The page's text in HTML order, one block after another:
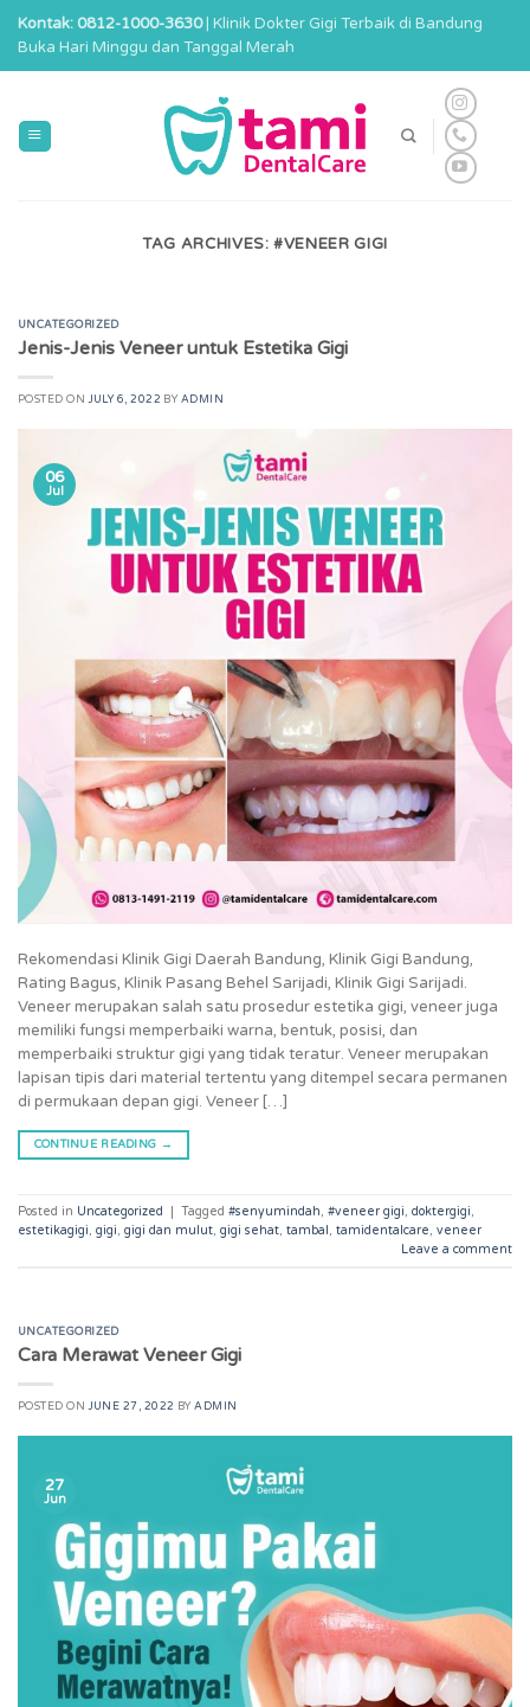
Skip
content
Kontak: 0812-1000-3630| Klinik Dokter Gigi Terbaik di Bandung
Buka Hari Minggu dan Tanggal Merah
TAG ARCHIVES:#VENEER GIGI
UNCATEGORIZED
Jenis-Jenis Veneer untuk Estetika Gigi
POSTED ONJULY 6, 2022 BY ADMIN
06
Jul
Rekomendasi Klinik Gigi Daerah Bandung, Klinik Gigi Bandung,
Rating Bagus, Klinik Pasang Behel Sarijadi, Klinik Gigi Sarijadi.
Veneer merupakan salah satu prosedur estetika gigi, veneer juga
memiliki fungsi memperbaiki warna, bentuk, posisi, dan
memperbaiki struktur gigi yang tidak teratur. Veneer merupakan
lapisan tipis dari material tertentu yang ditempel secara permanen
di permukaan depan gigi. Veneer […]
CONTINUE READING →
Posted in Uncategorized | Tagged #senyumindah, #veneer gigi, doktergigi,
estetikagigi, gigi, gigi dan mulut, gigi sehat, tambal, tamidentalcare, veneer
Leave a comment
UNCATEGORIZED
Cara Merawat Veneer Gigi
POSTED ONJUNE 27, 2022 BYADMIN
27
Jun